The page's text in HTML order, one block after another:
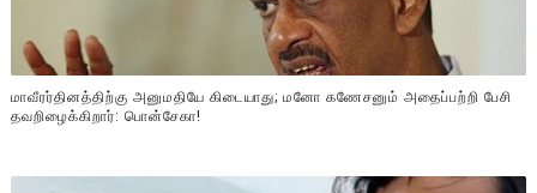
மாவீரர்தினத்திற்கு அனுமதியே கிடையாது; மனோ கணேசனும் அதைப்பற்றி பேசி
தவறிழைக்கிறார்: பொன்சேகா!